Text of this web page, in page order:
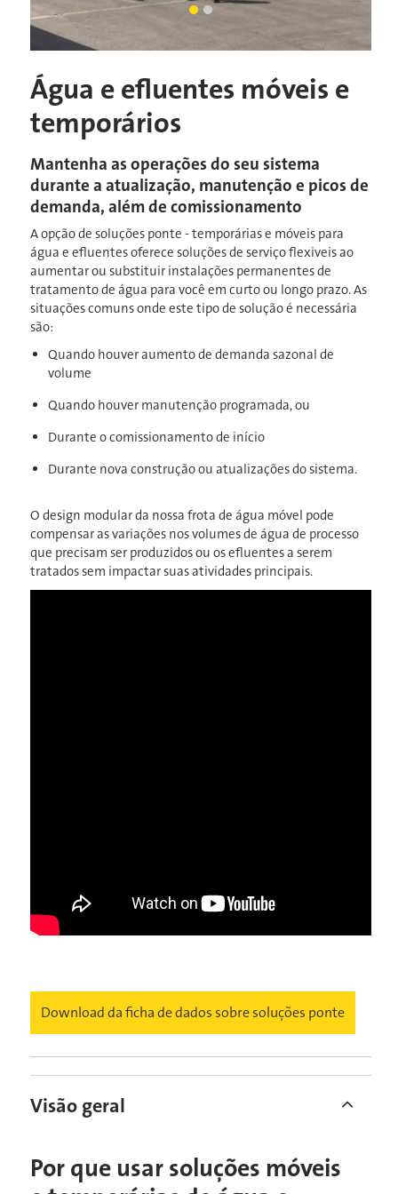
Água e efluentes móveis e
temporários
Mantenha as operações do seu sistema
durante a atualização, manutenção e picos de
demanda, além de comissionamento
A opção de soluções ponte - temporárias e móveis para
água e efluentes oferece soluções de serviço flexiveis ao
aumentar ou substituir instalações permanentes de
tratamento de água para você em curto ou longo prazo. As
situações comuns onde este tipo de solução é necessária
são:
Quando houver aumento de demanda sazonal de
volume
Quando houver manutenção programada, ou
Durante o comissionamento de início
Durante nova construção ou atualizações do sistema.
O design modular da nossa frota de água móvel pode
compensar as variações nos volumes de água de processo
que precisam ser produzidos ou os efluentes a serem
tratados sem impactar suas atividades principais.
Download da ficha de dados sobre soluções ponte
Funcionários caminhando até
Slide atual
Fotografia de várias soluções
Visão geral
Por que usar soluções móveis